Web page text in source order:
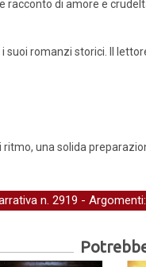
racconto di amore e
suoi romanzi storici. Il
ritmo, una solida
n. 2919 -